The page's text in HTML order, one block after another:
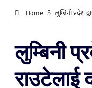
Home लुम्बिनी प्रदेश
लुम्बिनी
राउटेलाई